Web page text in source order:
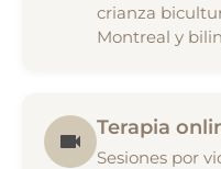
crianza
Montreal y
Terapia
Sesiones por